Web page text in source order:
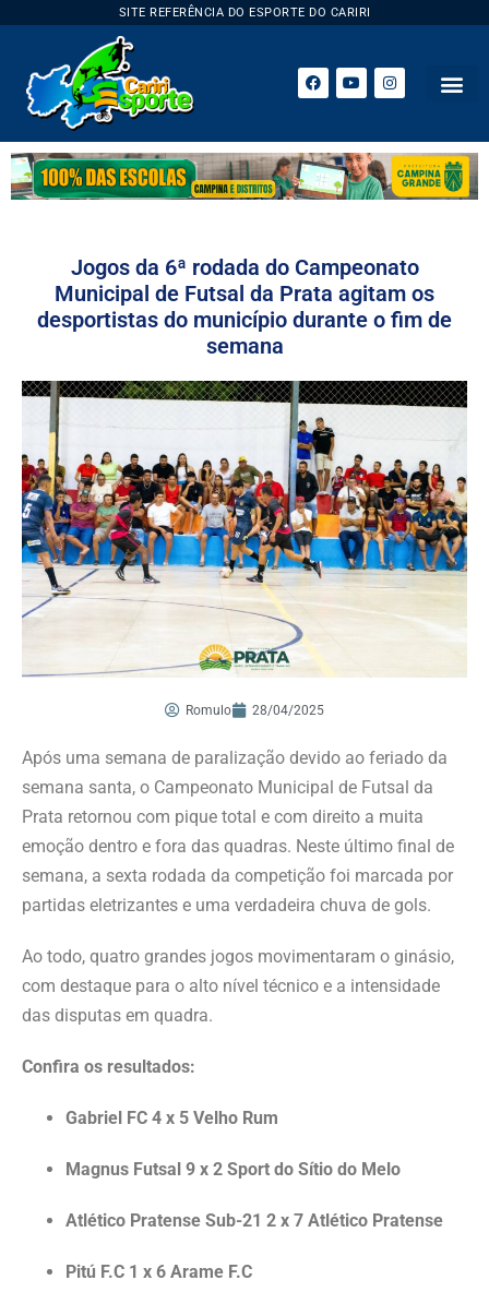
SITE REFERÊNCIA DO ESPORTE DO CARIRI
Jogos da 6ª rodada do Campeonato
Municipal de Futsal da Prata agitam os
desportistas do município durante o fim de
semana
Romulo 28/04/2025
Após uma semana de paralização devido ao feriado da
semana santa, o Campeonato Municipal de Futsal da
Prata retornou com pique total e com direito a muita
emoção dentro e fora das quadras. Neste último final de
semana, a sexta rodada da competição foi marcada por
partidas eletrizantes e uma verdadeira chuva de gols.
Ao todo, quatro grandes jogos movimentaram o ginásio,
com destaque para o alto nível técnico e a intensidade
das disputas em quadra.
Confira os resultados:
Gabriel FC 4 x 5 Velho Rum
Magnus Futsal 9 x 2 Sport do Sítio do Melo
Atlético Pratense Sub-21 2 x 7 Atlético Pratense
Pitú F.C 1 x 6 Arame F.C